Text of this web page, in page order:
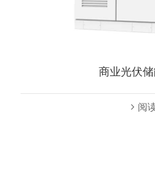
商业光伏
阅